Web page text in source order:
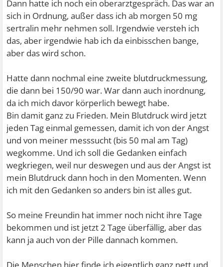
Dann hatte ich noch ein oberarztgespräch. Das war an
sich in Ordnung, außer dass ich ab morgen 50 mg
sertralin mehr nehmen soll. Irgendwie versteh ich
das, aber irgendwie hab ich da einbisschen bange,
aber das wird schon.
Hatte dann nochmal eine zweite blutdruckmessung,
die dann bei 150/90 war. War dann auch inordnung,
da ich mich davor körperlich bewegt habe.
Bin damit ganz zu Frieden. Mein Blutdruck wird jetzt
jeden Tag einmal gemessen, damit ich von der Angst
und von meiner messsucht (bis 50 mal am Tag)
wegkomme. Und ich soll die Gedanken einfach
wegkriegen, weil nur deswegen und aus der Angst ist
mein Blutdruck dann hoch in den Momenten. Wenn
ich mit den Gedanken so anders bin ist alles gut.
So meine Freundin hat immer noch nicht ihre Tage
bekommen und ist jetzt 2 Tage überfällig, aber das
kann ja auch von der Pille dannach kommen.